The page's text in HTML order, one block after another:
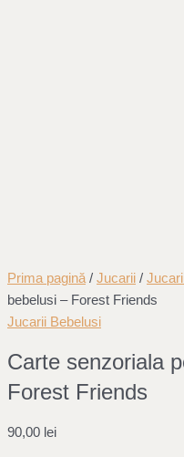
Prima pagină / Jucarii /
bebelusi – Forest Friends
Jucarii Bebelusi
Carte senzoriala
Forest Friends
90,00 lei